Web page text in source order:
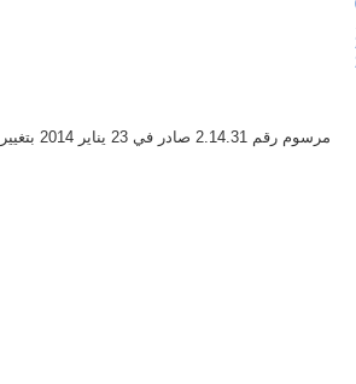
مرسوم رقم 2.14.31 صادر في 23 يناير 2014 بتغيير وتتميم المرسوم رقم 2.76.431 بتاريخ 5 اغسطس 1976